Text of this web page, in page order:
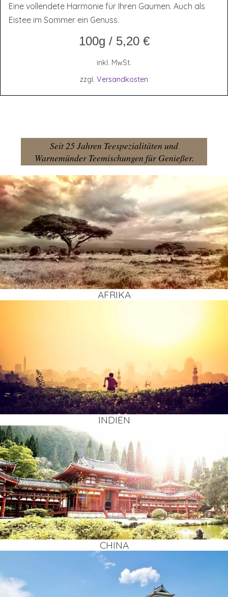
Eine vollendete Harmonie für Ihren Gaumen. Auch als
Eistee im Sommer ein Genuss.
100g / 5,20 €
inkl. MwSt.
zzgl. Versandkosten
Seit 25 Jahren Teespezialitäten und
Warnemünder Teemischungen für Genießer.
AFRI­KA
INDI­EN
CHI­NA